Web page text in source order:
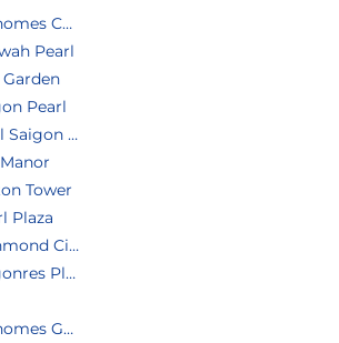
Thuê căn hộ Vinhomes Central Park
Pearl
Pearl
Thuê căn hộ Opal Saigon Pearl
Tower
Plaza
Thuê căn hộ Richmond City
Thuê căn hộ Saigonres Plaza
Thuê căn hộ Vinhomes Golden River